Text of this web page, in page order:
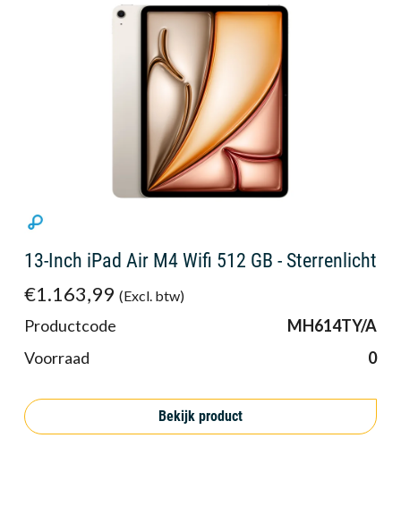
13-Inch iPad Air M4 Wifi 512 GB - Sterrenlicht
€1.163,99 (Excl. btw)
Productcode
MH614TY/A
Voorraad
0
Bekijk product